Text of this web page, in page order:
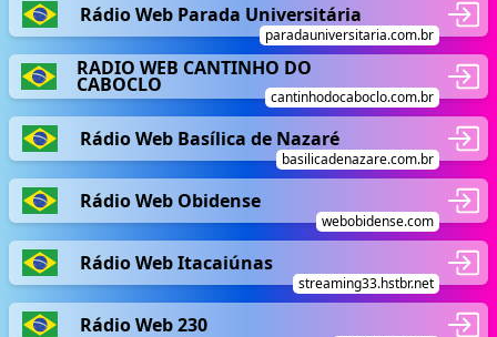
Rádio Web Parada Universitária
paradauniversitaria.com.br
RADIO WEB CANTINHO DO
CABOCLO
cantinhodocaboclo.com.br
Rádio Web Basílica de Nazaré
basilicadenazare.com.br
Rádio Web Obidense
webobidense.com
Rádio Web Itacaiúnas
streaming33.hstbr.net
Rádio Web 230